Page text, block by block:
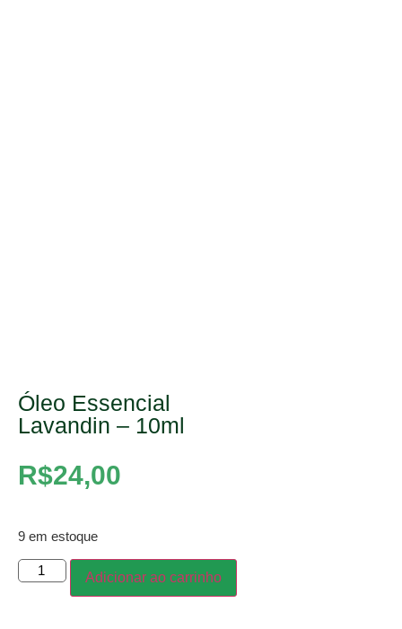
Óleo Essencial
Lavandin – 10ml
R$24,00
9 em estoque
Adicionar ao carrinho